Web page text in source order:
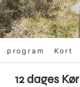
Kort
12 dages